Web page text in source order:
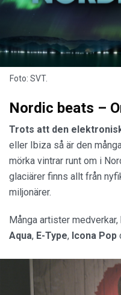
Foto: SVT.
Nordic beats –
Trots att den
eller Ibiza så är den
mörka vintrar runt om i
glaciärer finns allt från
miljonärer.
Många artister medverkar,
Aqua, E-Type, Icona Pop